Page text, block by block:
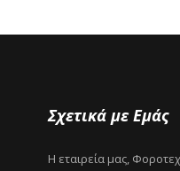
Σχετικά με Εμάς
Η εταιρεία μας,